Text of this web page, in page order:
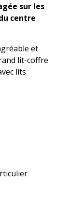
sur les
centre
et
lit-coffre
lits